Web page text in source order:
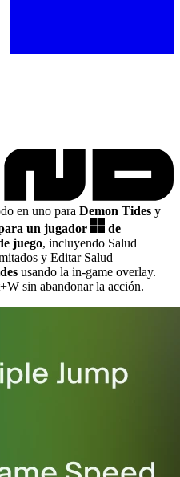
en uno para Demon Tides y
un jugador
de
juego, incluyendo Salud
y Editar Salud —
usando la in-game overlay.
sin abandonar la acción.